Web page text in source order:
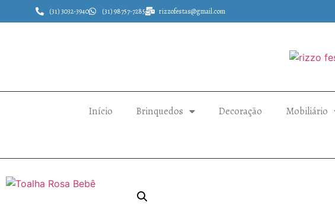
(31) 3032-3940 (31) 98757-7285 rizzofestas@gmail.com
Início Brinquedos Decoração Mobiliário